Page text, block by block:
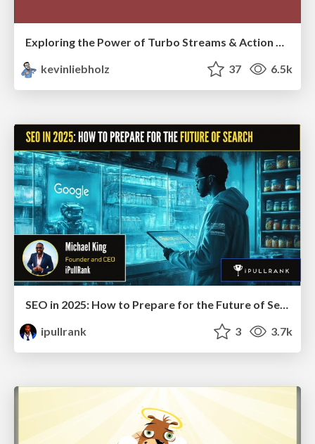
Exploring the Power of Turbo Streams & Action Cable | RailsConf2023
kevinliebholz
37 6.5k
ipullrank
3 3.7k